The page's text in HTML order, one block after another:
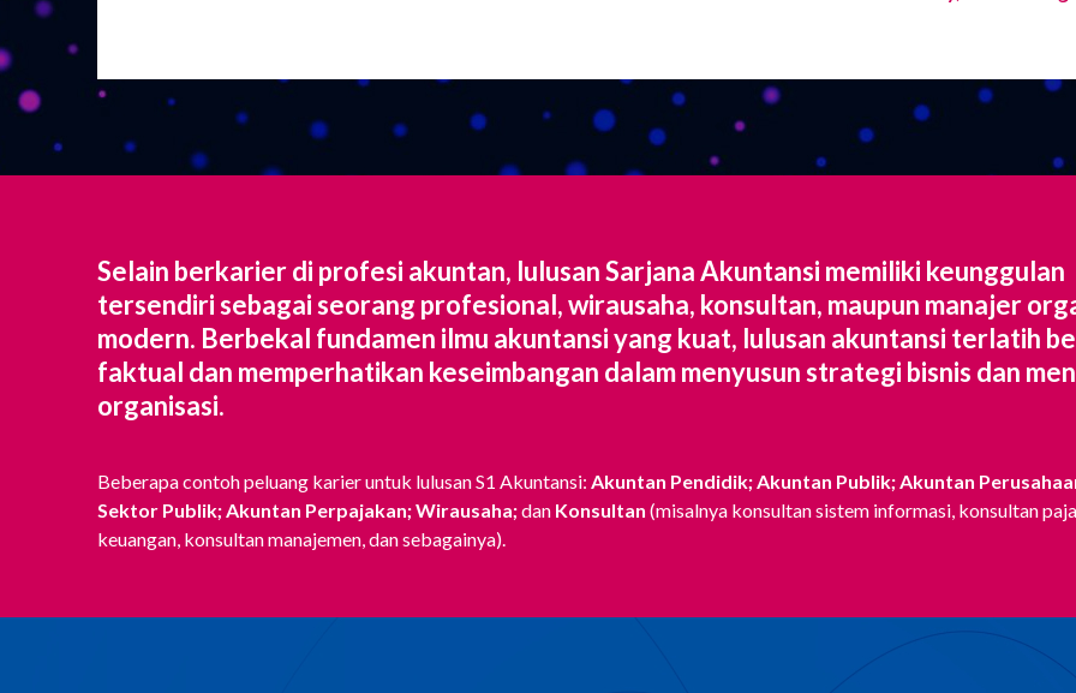
Selain berkarier di profesi akuntan, lulusan Sarjana Akuntansi memiliki keunggulan
tersendiri sebagai seorang profesional, wirausaha, konsultan, maupun manajer
modern. Berbekal fundamen ilmu akuntansi yang kuat, lulusan akuntansi terlatih
faktual dan memperhatikan keseimbangan dalam menyusun strategi bisnis dan
organisasi.
Beberapa contoh peluang karier untuk lulusan S1 Akuntansi: Akuntan Pendidik; Akuntan Publik; Akuntan
Sektor Publik; Akuntan Perpajakan; Wirausaha;dan Konsultan (misalnya konsultan sistem informasi, konsultan
keuangan, konsultan manajemen, dan sebagainya).